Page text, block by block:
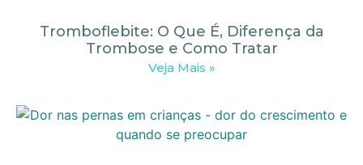
Tromboflebite: O Que É, Diferença da
Trombose e Como Tratar
Veja Mais »